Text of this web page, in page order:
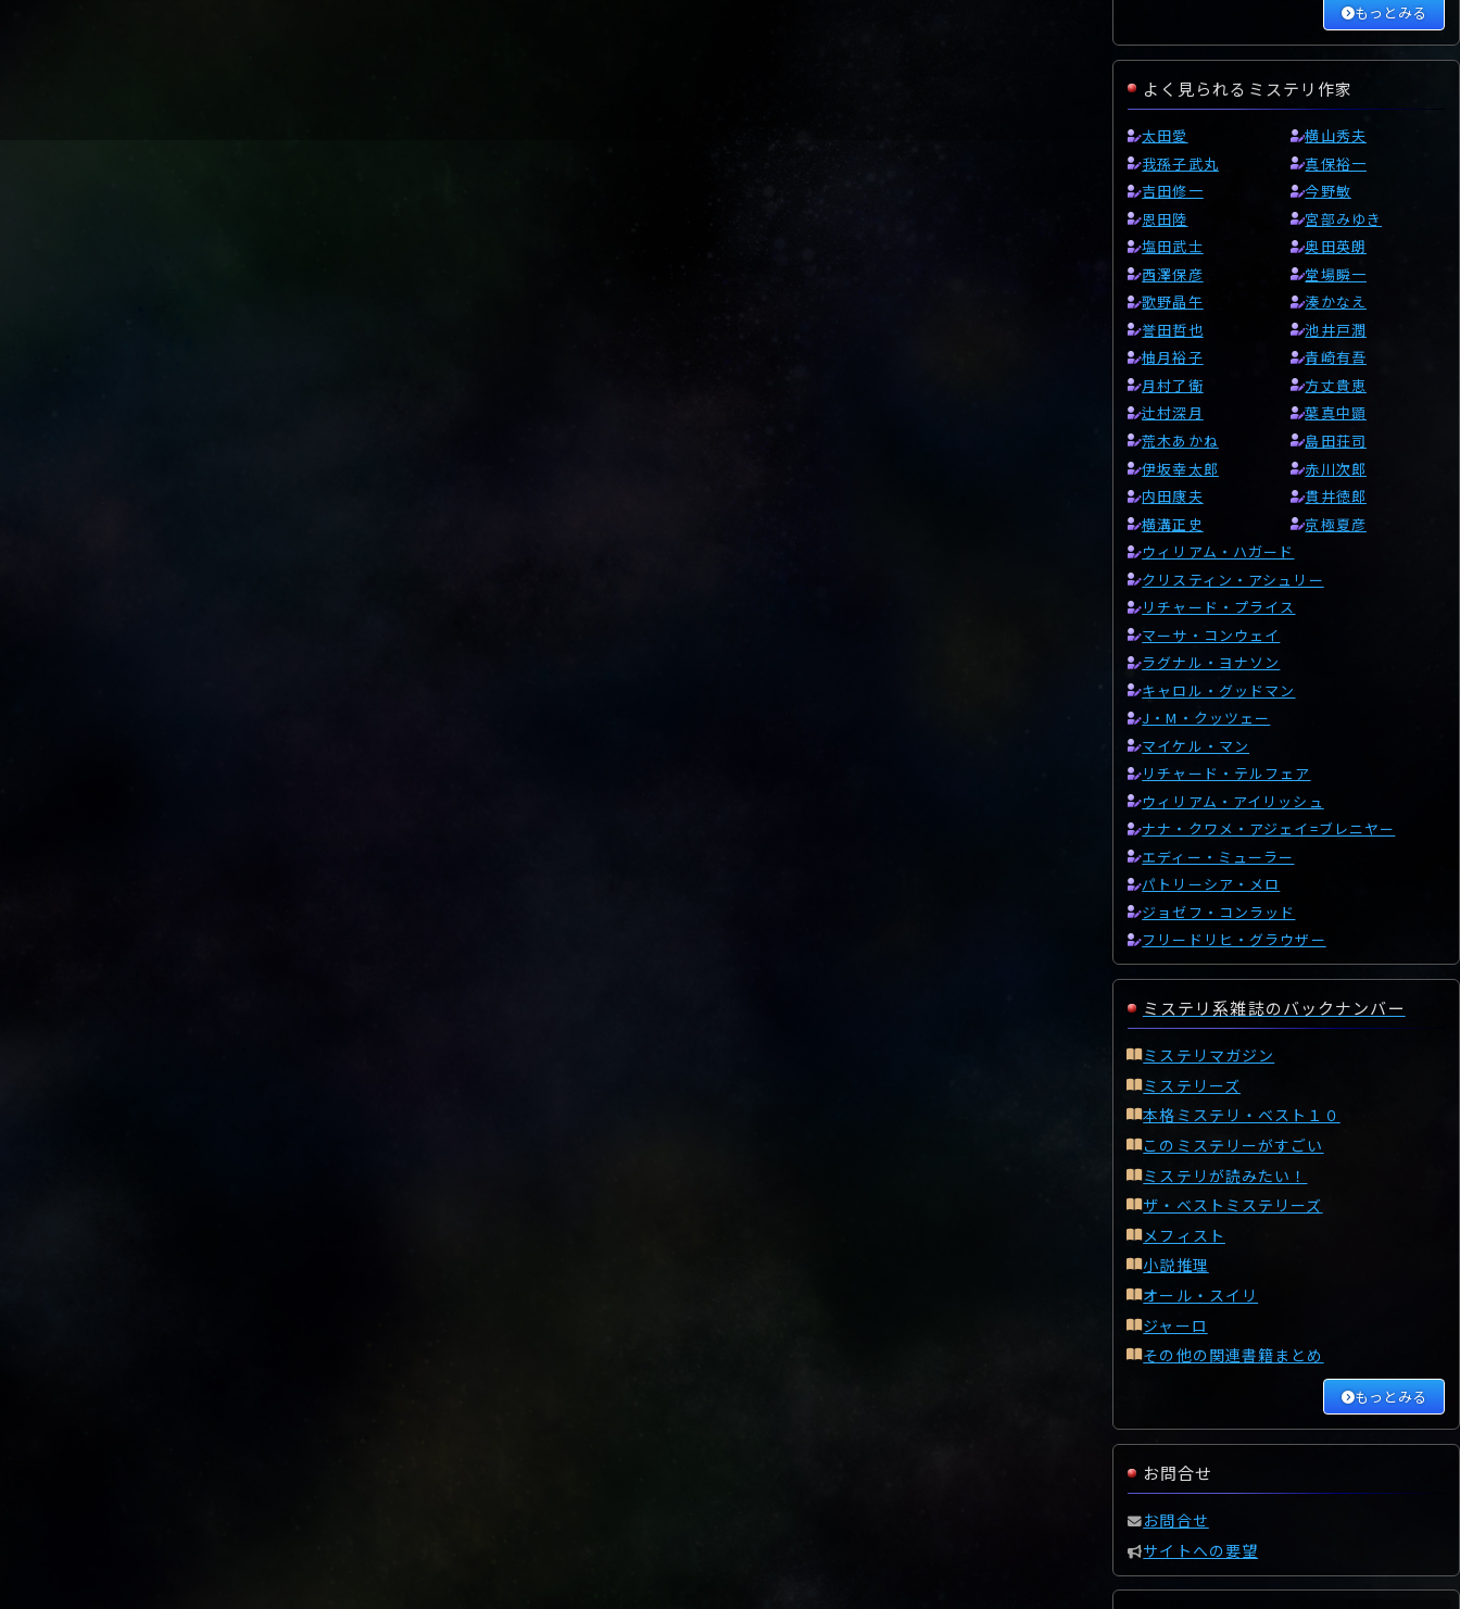
もっとみる
よく見られるミステリ作家
太田愛
横山秀夫
我孫子武丸
真保裕一
吉田修一
今野敏
恩田陸
宮部みゆき
塩田武士
奥田英朗
西澤保彦
堂場瞬一
歌野晶午
湊かなえ
誉田哲也
池井戸潤
柚月裕子
青崎有吾
月村了衛
方丈貴恵
辻村深月
葉真中顕
荒木あかね
島田荘司
伊坂幸太郎
赤川次郎
内田康夫
貫井徳郎
横溝正史
京極夏彦
ウィリアム・ハガード
クリスティン・アシュリー
リチャード・プライス
マーサ・コンウェイ
ラグナル・ヨナソン
キャロル・グッドマン
J・M・クッツェー
マイケル・マン
リチャード・テルフェア
ウィリアム・アイリッシュ
ナナ・クワメ・アジェイ=ブレニヤー
エディー・ミューラー
パトリーシア・メロ
ジョゼフ・コンラッド
フリードリヒ・グラウザー
ミステリ系雑誌のバックナンバー
ミステリマガジン
ミステリーズ
本格ミステリ・ベスト１０
このミステリーがすごい
ミステリが読みたい！
ザ・ベストミステリーズ
メフィスト
小説推理
オール・スイリ
ジャーロ
その他の関連書籍まとめ
もっとみる
お問合せ
お問合せ
サイトへの要望